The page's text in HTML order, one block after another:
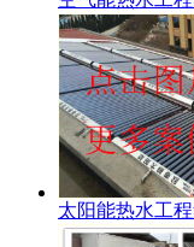
太阳能热水工